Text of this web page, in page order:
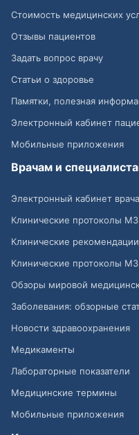
Стоимость медицинских
Отзывы пациентов
Задать вопрос врачу
Статьи о здоровье
Памятки, полезная
Электронный кабинет
Мобильные приложения
Врачам и
Электронный кабинет врача
Клинические протоколы
Клинические
Клинические протоколы
Обзоры мировой
Заболевания: обзорные
Новости здравоохранения
Медикаменты
Лабораторные показатели
Медицинские термины
Мобильные приложения